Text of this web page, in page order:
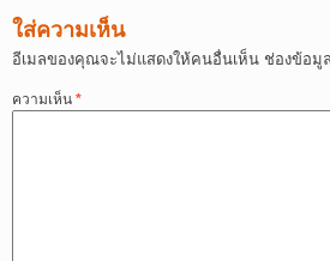
ใส่ความเห็น
อีเมลของคุณจะไม่แสดงให้คนอื่นเห็น ช่องข้อมู
ความเห็น *